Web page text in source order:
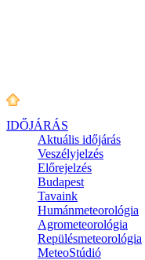
IDŐJÁRÁS
Aktuális időjárás
Veszélyjelzés
Előrejelzés
Budapest
Tavaink
Humánmeteorológia
Agrometeorológia
Repülésmeteorológia
MeteoStúdió